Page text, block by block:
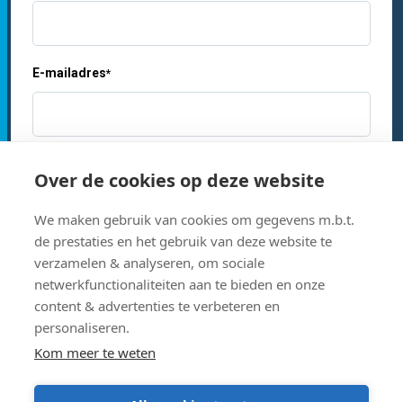
E-mailadres*
Studie- of vakgebied *
Op de hoogte blijven?
Over de cookies op deze website
We maken gebruik van cookies om gegevens m.b.t.
de prestaties en het gebruik van deze website te
verzamelen & analyseren, om sociale
netwerkfunctionaliteiten aan te bieden en onze
content & advertenties te verbeteren en
personaliseren.
Kom meer te weten